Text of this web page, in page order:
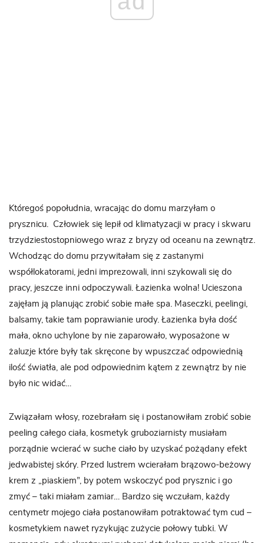
Któregoś popołudnia, wracając do domu marzyłam o
prysznicu. Człowiek się lepił od klimatyzacji w pracy i skwaru
trzydziestostopniowego wraz z bryzy od oceanu na zewnątrz.
Wchodząc do domu przywitałam się z zastanymi
współlokatorami, jedni imprezowali, inni szykowali się do
pracy, jeszcze inni odpoczywali. Łazienka wolna! Ucieszona
zajęłam ją planując zrobić sobie małe spa. Maseczki, peelingi,
balsamy, takie tam poprawianie urody. Łazienka była dość
mała, okno uchylone by nie zaparowało, wyposażone w
żaluzje które były tak skręcone by wpuszczać odpowiednią
ilość światła, ale pod odpowiednim kątem z zewnątrz by nie
było nic widać…
Związałam włosy, rozebrałam się i postanowiłam zrobić sobie
peeling całego ciała, kosmetyk gruboziarnisty musiałam
porządnie wcierać w suche ciało by uzyskać pożądany efekt
jedwabistej skóry. Przed lustrem wcierałam brązowo-beżowy
krem z „piaskiem”, by potem wskoczyć pod prysznic i go
zmyć – taki miałam zamiar… Bardzo się wczułam, każdy
centymetr mojego ciała postanowiłam potraktować tym cud –
kosmetykiem nawet ryzykując zużycie połowy tubki. W